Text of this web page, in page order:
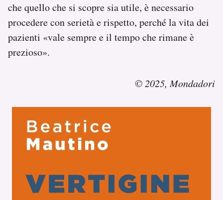
che quello che si scopre sia utile, è necessario
procedere con serietà e rispetto, perché la vita dei
pazienti «vale sempre e il tempo che rimane è
prezioso».
© 2025, Mondadori